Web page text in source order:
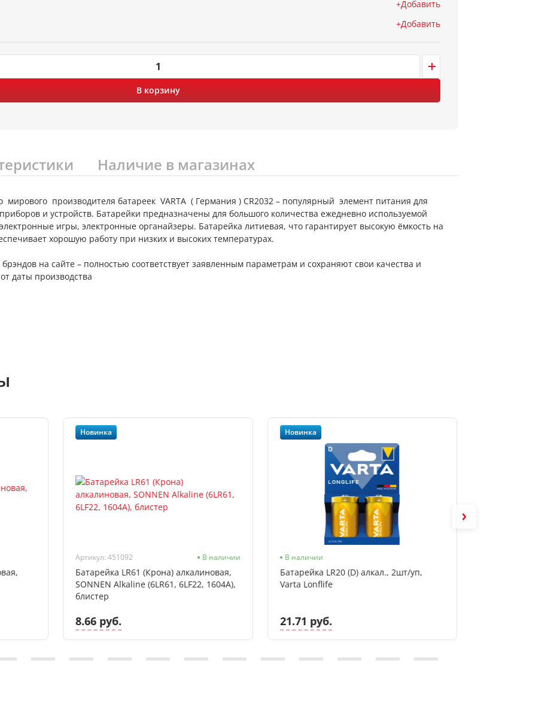
Добавить
Добавить
В корзину
Наличие в магазинах
мирового производителя батареек VARTA ( Германия ) CR2032 – популярный элемент питания для
и устройств. Батарейки предназначены для большого количества ежедневно используемой
игры, электронные органайзеры. Батарейка литиевая, что гарантирует высокую ёмкость на
хорошую работу при низких и высоких температурах.
на сайте – полностью соответствует заявленным параметрам и сохраняют свои качества и
даты производства
Новинка
Артикул: 451092 В наличии
Батарейка LR61 (Крона) алкалиновая,
SONNEN Alkaline (6LR61, 6LF22, 1604A),
блистер
8.66 руб.
Новинка
В наличии
Батарейка LR20 (D) алкал., 2шт/уп,
Varta Lonflife
21.71 руб.